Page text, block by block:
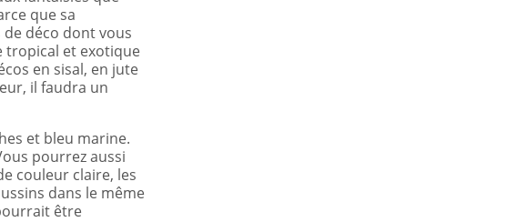
que sa
déco dont vous
tropical et exotique
en sisal, en jute
il faudra un
et bleu marine.
pourrez aussi
couleur claire, les
dans le même
être